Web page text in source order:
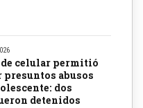
celular permitió
presuntos abusos
dos
detenidos